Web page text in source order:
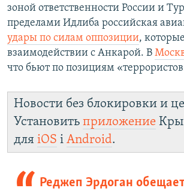
зоной ответственности России и
пределами Идлиба российская
удары по силам оппозиции,
взаимодействии с Анкарой. В
что бьют по позициям
Новости без блокировки и
Установить приложение
для iOS і Android.
Реджеп Эрдоган